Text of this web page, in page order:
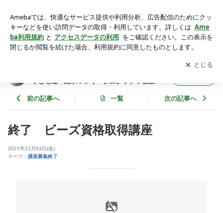
輝く人生を子ども達へ継承♡フリーダムクラフト教室
アプリをダウンロードして ブログの更新通知
を受け取りまし
ょう。
開く
子ども達へ継承♡フリーダムクラフト教室
前の記事へ 一覧 次の記事へ
終了 ビーズ資格取得講座
2021年12月03日(金)
テーマ： 講座募集終了